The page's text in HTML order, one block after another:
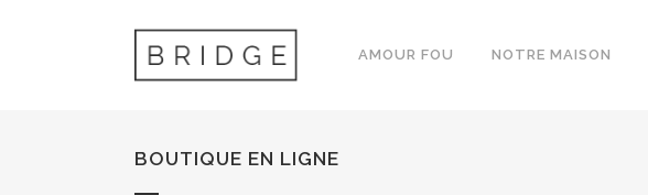
AMOUR FOU NOTRE MAISON
BOUTIQUE EN LIGNE